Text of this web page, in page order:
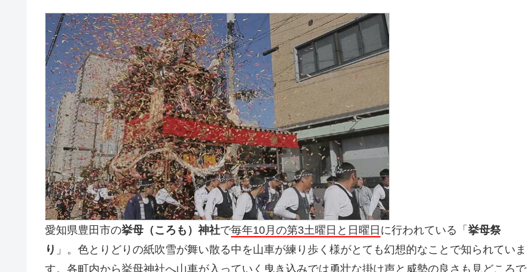
愛知県豊田市の挙母（ころも）神社で毎年10月の第3土曜日と日曜日 に行われている「 挙母祭
り 」。色とりどりの紙吹雪が舞い散る中を山車が練り歩く様がとても幻想的なことで知られていま
す。各町内から挙母神社へ山車が入っていく曳き込みでは勇壮な掛け声と威勢の良さも見どころで